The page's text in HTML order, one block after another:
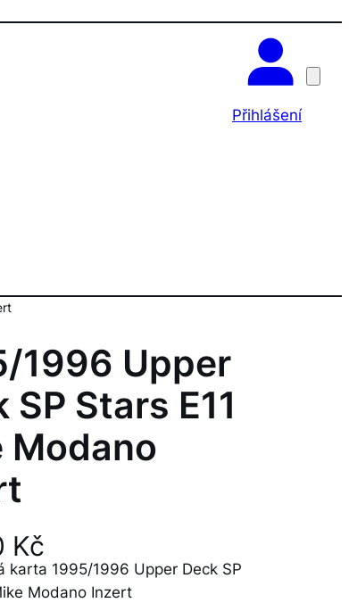
Přihlášení
1996 Upper
SP Stars E11
Modano
Kč
karta 1995/1996 Upper Deck SP
Modano Inzert